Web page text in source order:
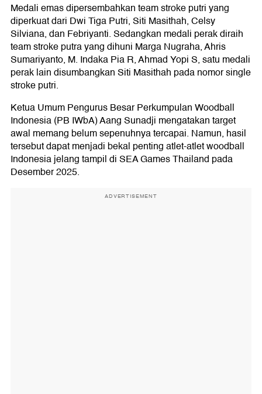
Medali emas dipersembahkan team stroke putri yang
diperkuat dari Dwi Tiga Putri, Siti Masithah, Celsy
Silviana, dan Febriyanti. Sedangkan medali perak diraih
team stroke putra yang dihuni Marga Nugraha, Ahris
Sumariyanto, M. Indaka Pia R, Ahmad Yopi S, satu medali
perak lain disumbangkan Siti Masithah pada nomor single
stroke putri.
Ketua Umum Pengurus Besar Perkumpulan Woodball
Indonesia (PB IWbA) Aang Sunadji mengatakan target
awal memang belum sepenuhnya tercapai. Namun, hasil
tersebut dapat menjadi bekal penting atlet-atlet woodball
Indonesia jelang tampil di SEA Games Thailand pada
Desember 2025.
ADVERTISEMENT